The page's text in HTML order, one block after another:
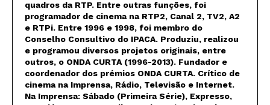
quadros da RTP. Entre outras funções, foi
programador de cinema na RTP2, Canal 2, TV2, A2
e RTPi. Entre 1996 e 1998, foi membro do
Conselho Consultivo do IPACA. Produziu, realizou
e programou diversos projetos originais, entre
outros, o ONDA CURTA (1996-2013). Fundador e
coordenador dos prémios ONDA CURTA. Crítico de
cinema na Imprensa, Rádio, Televisão e Internet.
Na Imprensa: Sábado (Primeira Série), Expresso,